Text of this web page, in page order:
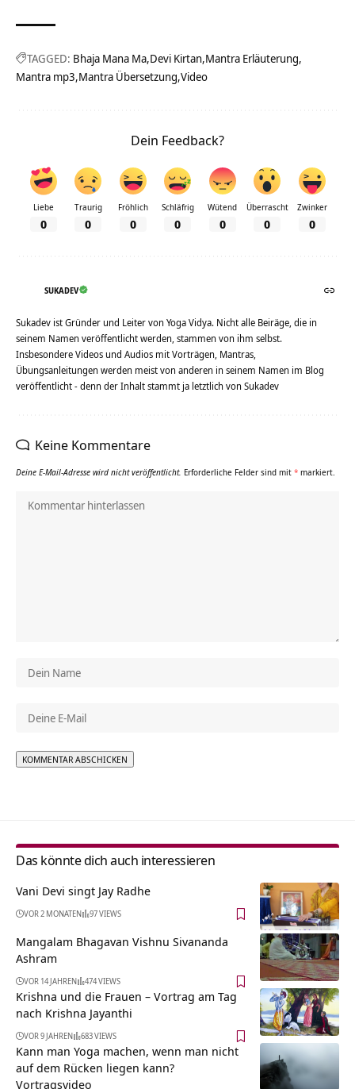
TAGGED: Bhaja Mana Ma Devi Kirtan Mantra Erläuterung
Mantra mp3 Mantra Übersetzung Video
Dein Feedback?
Liebe
0
Traurig
0
Fröhlich
0
Schläfrig
0
Wütend
0
Überrascht
0
Zwinker
0
SUKADEV
Sukadev ist Gründer und Leiter von Yoga Vidya. Nicht alle Beiräge, die in
seinem Namen veröffentlicht werden, stammen von ihm selbst.
Insbesondere Videos und Audios mit Vorträgen, Mantras,
Übungsanleitungen werden meist von anderen in seinem Namen im Blog
veröffentlicht - denn der Inhalt stammt ja letztlich von Sukadev
Keine Kommentare
Deine E-Mail-Adresse wird nicht veröffentlicht. Erforderliche Felder sind mit * markiert.
Das könnte dich auch interessieren
Vani Devi singt Jay Radhe
VOR 2 MONATEN 97 VIEWS
Mangalam Bhagavan Vishnu Sivananda
Ashram
VOR 14 JAHREN 474 VIEWS
Krishna und die Frauen – Vortrag am Tag
nach Krishna Jayanthi
VOR 9 JAHREN 683 VIEWS
Kann man Yoga machen, wenn man nicht
auf dem Rücken liegen kann?
Vortragsvideo